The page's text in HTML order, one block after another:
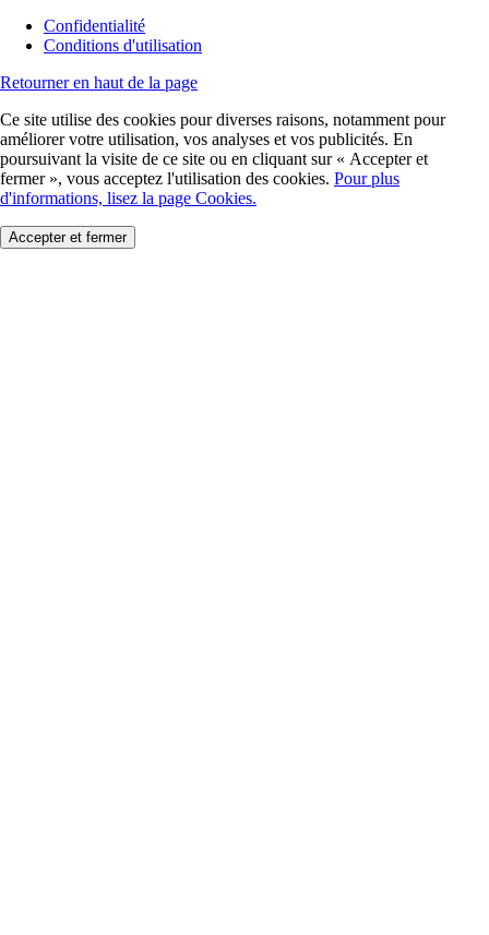
Confidentialité
Conditions d'utilisation
Retourner en haut de la page
Ce site utilise des cookies pour diverses raisons, notamment pour
améliorer votre utilisation, vos analyses et vos publicités. En
poursuivant la visite de ce site ou en cliquant sur « Accepter et
fermer », vous acceptez l'utilisation des cookies. Pour plus
d'informations, lisez la page Cookies.
Accepter et fermer